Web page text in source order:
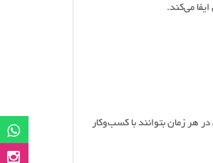
می‌کند.
در هر زمان بتوانند با کسب‌وکار